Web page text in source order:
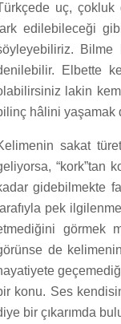
uç, çokluk
edilebileceği
Elbette
lakin
hâlini yaşamak
sakat
“kork”tan
gidebilmekte
pek
görmek
de
konu. Ses
bir çıkarımda